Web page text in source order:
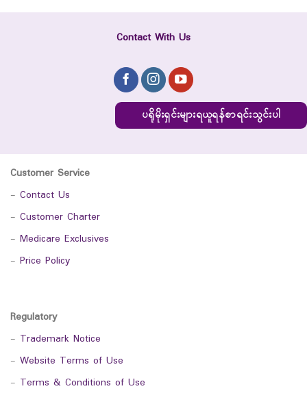
Contact With Us
ပရိုမိုးရှင်းများရယူရန်စာရင်းသွင်းပါ
Customer Service
- Contact Us
- Customer Charter
- Medicare Exclusives
- Price Policy
Regulatory
- Trademark Notice
- Website Terms of Use
- Terms & Conditions of Use